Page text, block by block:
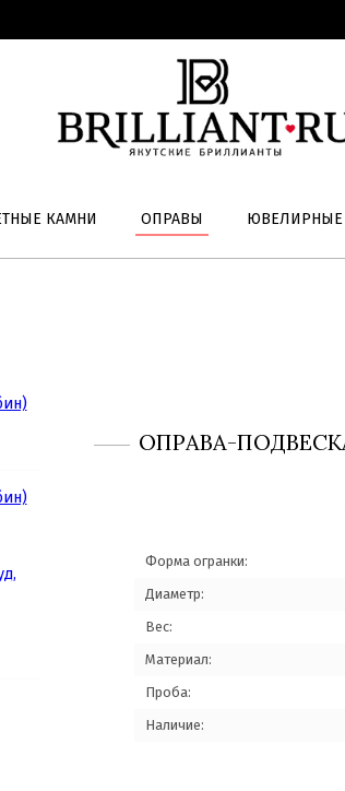
КАМНИ ОПРАВЫ ЮВЕЛИРНЫЕ
ОПРАВА-
Форма огранки:
Диаметр:
Вес:
Материал:
Проба:
Наличие: